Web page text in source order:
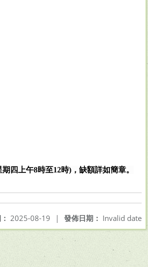
期四上午8時至12時) ，缺額詳如簡章。
發佈日期： Invalid date
2025-08-19 |